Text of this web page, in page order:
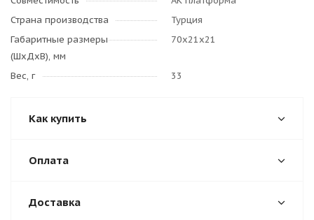
Страна производства
Турция
Габаритные размеры
(ШхДхВ), мм
70х21х21
Вес, г 33
Как купить
Оплата
Доставка